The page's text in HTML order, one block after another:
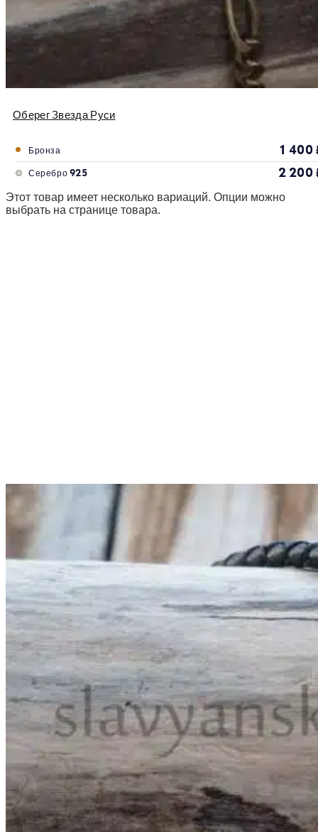
Оберег Звезда Руси
Бронза 1 400
Серебро 925 2 200
Этот товар имеет несколько вариаций. Опции можно
выбрать на странице товара.